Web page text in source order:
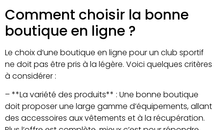
Comment choisir la bonne
boutique en ligne ?
Le choix d’une boutique en ligne pour un club sportif
ne doit pas être pris à la légère. Voici quelques critères
à considérer :
– **La variété des produits** : Une bonne boutique
doit proposer une large gamme d’équipements, allant
des accessoires aux vêtements et à la récupération.